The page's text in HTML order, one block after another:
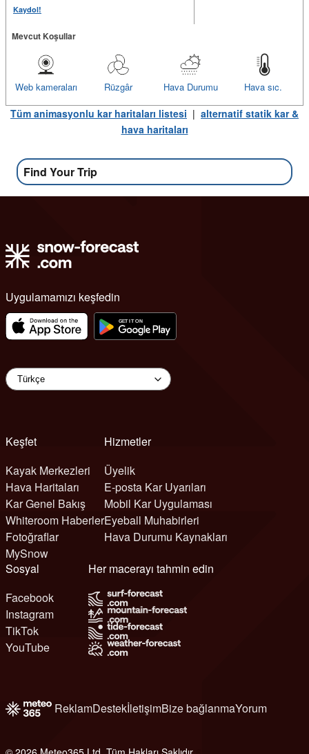
Kaydol!
Mevcut Koşullar
Hava sıc.
Hava Durumu
Rüzgâr
Web kameraları
Tüm animasyonlu kar haritaları listesi | alternatif statik kar &
hava haritaları
Find Your Trip
Uygulamamızı keşfedin
Keşfet
Kayak Merkezleri
Hava Haritaları
Kar Genel Bakış
Whiteroom Haberler
Fotoğraflar
MySnow
Hizmetler
Üyelik
E-posta Kar Uyarıları
Mobil Kar Uygulaması
Eyeball Muhabirleri
Hava Durumu Kaynakları
Sosyal
Facebook
Instagram
TikTok
YouTube
Her macerayı tahmin edin
ReklamDestekİletişimBize bağlanmaYorum